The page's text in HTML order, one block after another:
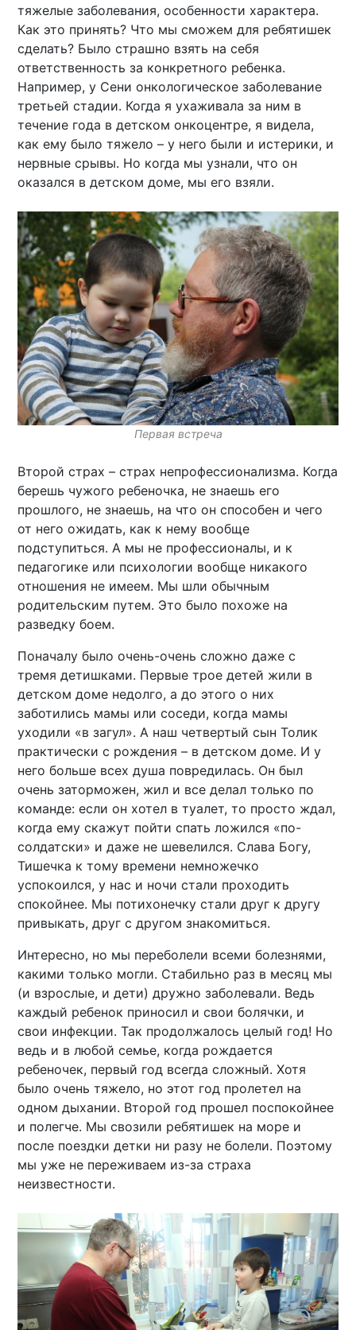
тяжелые заболевания, особенности характера.
Как это принять? Что мы сможем для ребятишек
сделать? Было страшно взять на себя
ответственность за конкретного ребенка.
Например, у Сени онкологическое заболевание
третьей стадии. Когда я ухаживала за ним в
течение года в детском онкоцентре, я видела,
как ему было тяжело – у него были и истерики, и
нервные срывы. Но когда мы узнали, что он
оказался в детском доме, мы его взяли.
Первая встреча
Второй страх – страх непрофессионализма. Когда
берешь чужого ребеночка, не знаешь его
прошлого, не знаешь, на что он способен и чего
от него ожидать, как к нему вообще
подступиться. А мы не профессионалы, и к
педагогике или психологии вообще никакого
отношения не имеем. Мы шли обычным
родительским путем. Это было похоже на
разведку боем.
Поначалу было очень-очень сложно даже с
тремя детишками. Первые трое детей жили в
детском доме недолго, а до этого о них
заботились мамы или соседи, когда мамы
уходили «в загул». А наш четвертый сын Толик
практически с рождения – в детском доме. И у
него больше всех душа повредилась. Он был
очень заторможен, жил и все делал только по
команде: если он хотел в туалет, то просто ждал,
когда ему скажут пойти спать ложился «по-
солдатски» и даже не шевелился. Слава Богу,
Тишечка к тому времени немножечко
успокоился, у нас и ночи стали проходить
спокойнее. Мы потихонечку стали друг к другу
привыкать, друг с другом знакомиться.
Интересно, но мы переболели всеми болезнями,
какими только могли. Стабильно раз в месяц мы
(и взрослые, и дети) дружно заболевали. Ведь
каждый ребенок приносил и свои болячки, и
свои инфекции. Так продолжалось целый год! Но
ведь и в любой семье, когда рождается
ребеночек, первый год всегда сложный. Хотя
было очень тяжело, но этот год пролетел на
одном дыхании. Второй год прошел поспокойнее
и полегче. Мы свозили ребятишек на море и
после поездки детки ни разу не болели. Поэтому
мы уже не переживаем из-за страха
неизвестности.